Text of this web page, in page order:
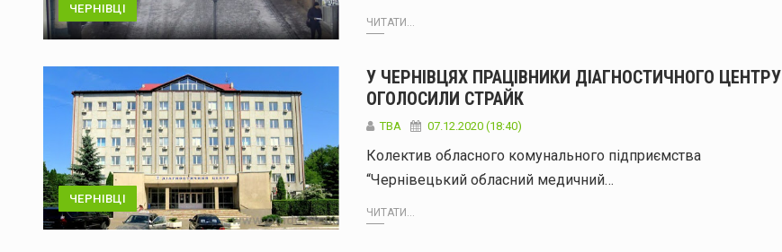
ЧЕРНІВЦІ
ЧИТАТИ...
ЧЕРНІВЦІ
У ЧЕРНІВЦЯХ ПРАЦІВНИКИ ДІАГНОСТИЧНОГО ЦЕНТРУ
ОГОЛОСИЛИ СТРАЙК
TBA 07.12.2020 (18:40)
Колектив обласного комунального підприємства
“Чернівецький обласний медичний…
ЧИТАТИ...